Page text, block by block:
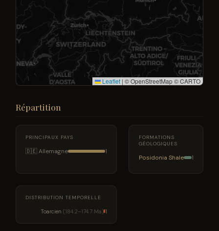
Leaflet | © OpenStreetMap © CARTO
Répartition
PRINCIPAUX PAYS
🇩🇪 Allemagne 1
FORMATIONS
GÉOLOGIQUES
Posidonia Shale 1
DISTRIBUTION TEMPORELLE
Toarcien (184.2–174.7 Ma) 1